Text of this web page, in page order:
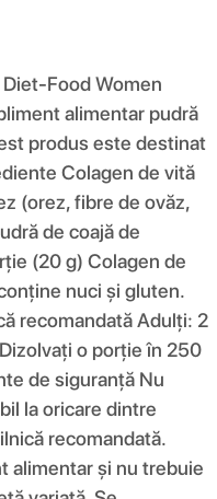
Food Women
alimentar pudră
produs este destinat
Colagen de vită
(orez, fibre de ovăz,
de coajă de
(20 g) Colagen de
nuci și gluten.
recomandată Adulți: 2
o porție în 250
de siguranță Nu
la oricare dintre
recomandată.
alimentar și nu trebuie